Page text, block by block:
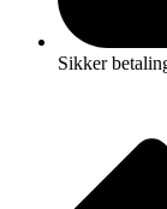
Sikker